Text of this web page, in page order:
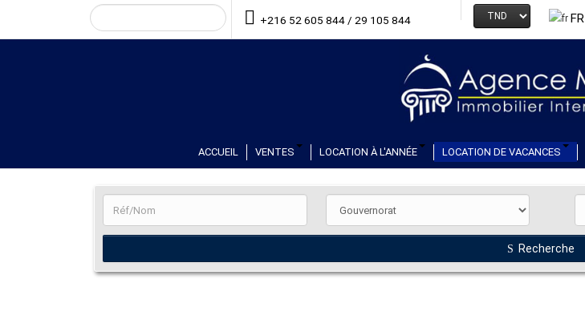
+216 52 605 844 / 29 105 844 FR
ACCUEIL VENTES LOCATION À L'ANNÉE LOCATION DE VACANCES
Recherche